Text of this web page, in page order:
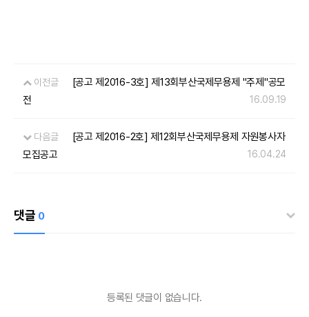
이전글
[공고 제2016-3호] 제13회부산국제무용제 "주제"공모
전
16.09.19
다음글
[공고 제2016-2호] 제12회부산국제무용제 자원봉사자
모집공고
16.04.24
댓글 0
등록된 댓글이 없습니다.